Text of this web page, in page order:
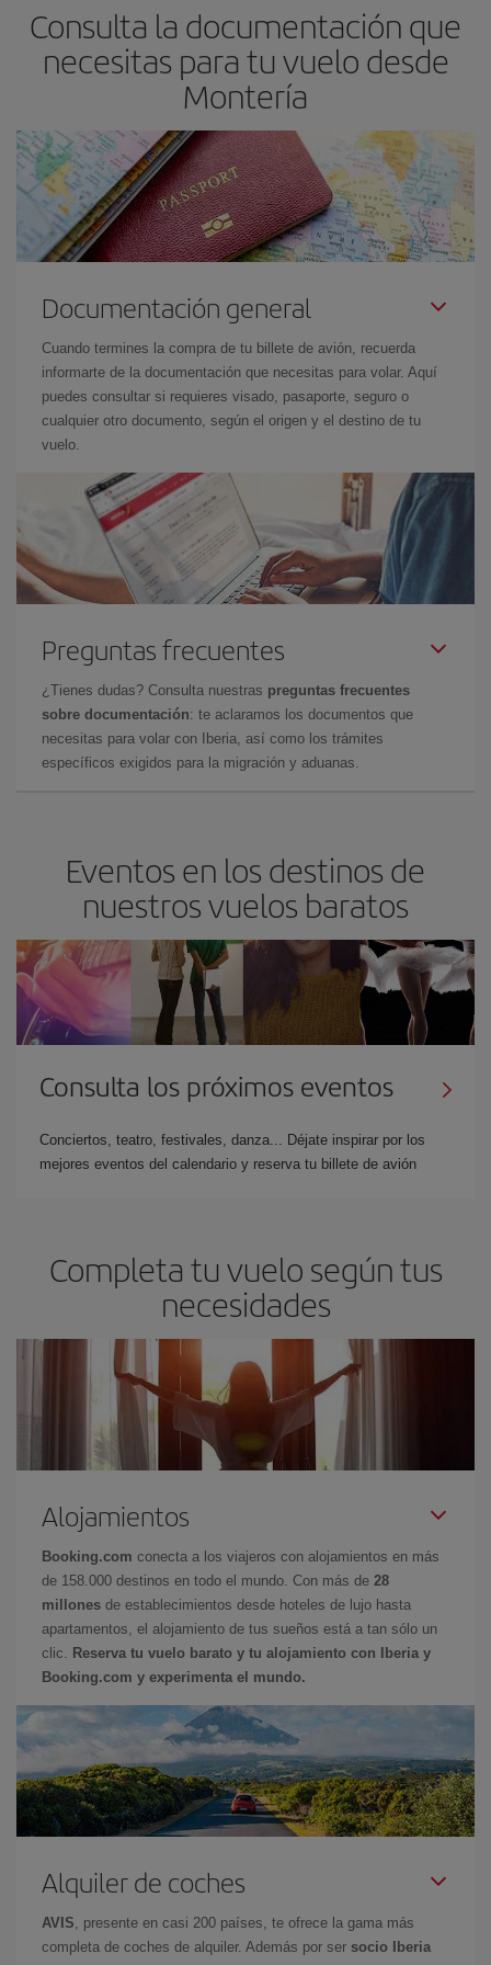
Consulta la documentación que
necesitas para tu vuelo desde
Montería
Documentación general
Cuando termines la compra de tu billete de avión, recuerda
informarte de la documentación que necesitas para volar. Aquí
puedes consultar si requieres visado, pasaporte, seguro o
cualquier otro documento, según el origen y el destino de tu
vuelo.
Preguntas frecuentes
¿Tienes dudas? Consulta nuestras preguntas frecuentes
sobre documentación: te aclaramos los documentos que
necesitas para volar con Iberia, así como los trámites
específicos exigidos para la migración y aduanas.
Eventos en los destinos de
nuestros vuelos baratos
Consulta los próximos eventos
Conciertos, teatro, festivales, danza... Déjate inspirar por los
mejores eventos del calendario y reserva tu billete de avión
Completa tu vuelo según tus
necesidades
Alojamientos
Booking.com conecta a los viajeros con alojamientos en más
de 158.000 destinos en todo el mundo. Con más de 28
millones de establecimientos desde hoteles de lujo hasta
apartamentos, el alojamiento de tus sueños está a tan sólo un
clic.
Reserva tu vuelo barato y tu alojamiento con Iberia y
Booking.com y experimenta el mundo.
Alquiler de coches
AVIS , presente en casi 200 países, te ofrece la gama más
completa de coches de alquiler. Además por ser socio Iberia